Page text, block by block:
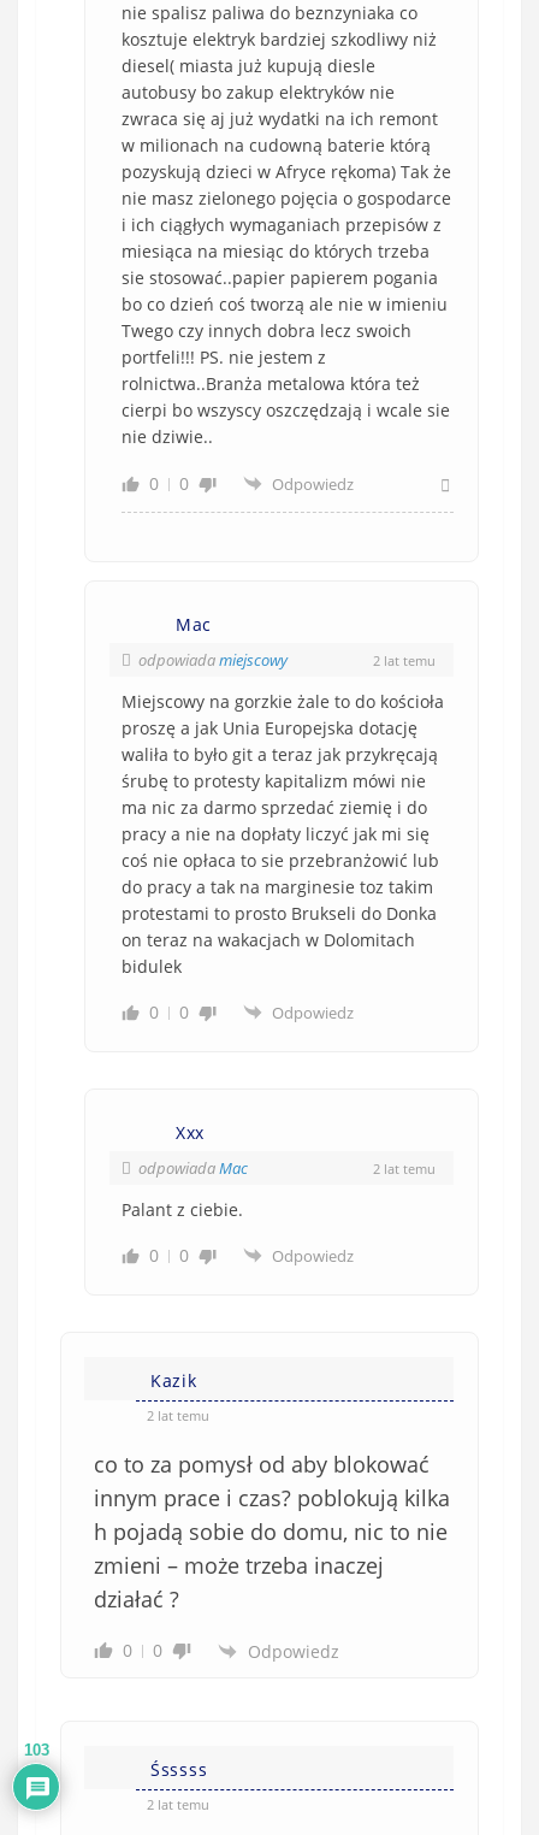
nie spalisz paliwa do beznzyniaka co
kosztuje elektryk bardziej szkodliwy niż
diesel( miasta już kupują diesle
autobusy bo zakup elektryków nie
zwraca się aj już wydatki na ich remont
w milionach na cudowną baterie którą
pozyskują dzieci w Afryce rękoma) Tak że
nie masz zielonego pojęcia o gospodarce
i ich ciągłych wymaganiach przepisów z
miesiąca na miesiąc do których trzeba
sie stosować..papier papierem pogania
bo co dzień coś tworzą ale nie w imieniu
Twego czy innych dobra lecz swoich
portfeli!!! PS. nie jestem z
rolnictwa..Branża metalowa która też
cierpi bo wszyscy oszczędzają i wcale sie
nie dziwie..
0 0 Odpowiedz
Mac
odpowiadamiejscowy 2 lat temu
Miejscowy na gorzkie żale to do kościoła
proszę a jak Unia Europejska dotację
waliła to było git a teraz jak przykręcają
śrubę to protesty kapitalizm mówi nie
ma nic za darmo sprzedać ziemię i do
pracy a nie na dopłaty liczyć jak mi się
coś nie opłaca to sie przebranżowić lub
do pracy a tak na marginesie toz takim
protestami to prosto Brukseli do Donka
on teraz na wakacjach w Dolomitach
bidulek
0
0 Odpowiedz
Xxx
odpowiadaMac 2 lat temu
Palant z ciebie.
0
0 Odpowiedz
Kazik
2 lat temu
co to za pomysł od aby blokować
innym prace i czas? poblokują kilka
h pojadą sobie do domu, nic to nie
zmieni – może trzeba inaczej
działać ?
0 0 Odpowiedz
Śsssss
2 lat temu
103